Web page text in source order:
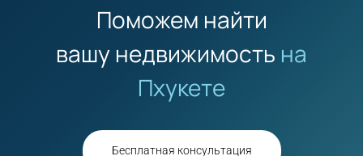
Поможем найти
вашу недвижимость на
Пхукете
Бесплатная консультация